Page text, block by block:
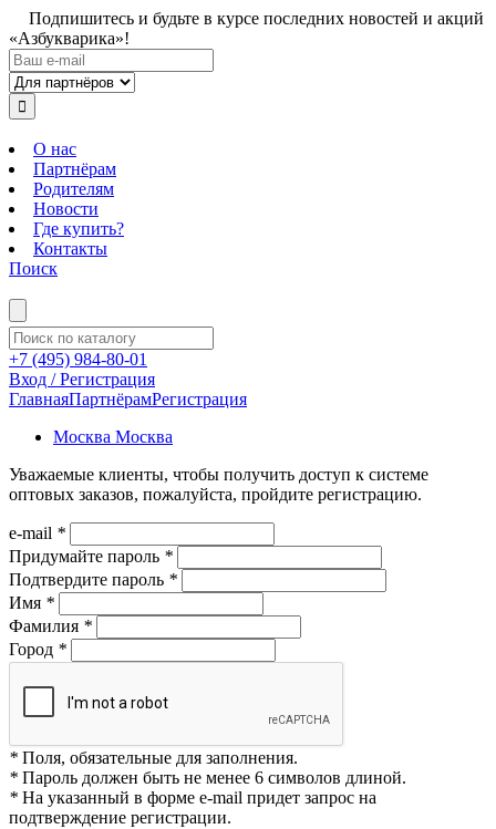
Подпишитесь и будьте в курсе последних новостей и акций
«Азбукварика»!
О нас
Партнёрам
Родителям
Новости
Где купить?
Контакты
Поиск
+7 (495) 984-80-01
Вход / Регистрация
ГлавнаяПартнёрамРегистрация
Москва Москва
Уважаемые клиенты, чтобы получить доступ к системе
оптовых заказов, пожалуйста, пройдите регистрацию.
e-mail *
Придумайте пароль *
Подтвердите пароль *
Имя *
Фамилия *
Город *
* Поля, обязательные для заполнения.
* Пароль должен быть не менее 6 символов длиной.
* На указанный в форме e-mail придет запрос на
подтверждение регистрации.